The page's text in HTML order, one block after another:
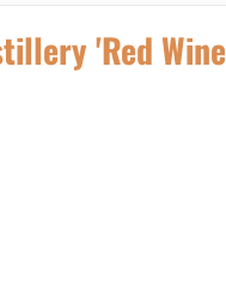
'Red